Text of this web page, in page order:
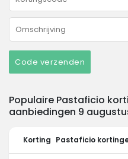
Code verzenden
Populaire Pastaficio
aanbiedingen 9
Korting Pastaficio